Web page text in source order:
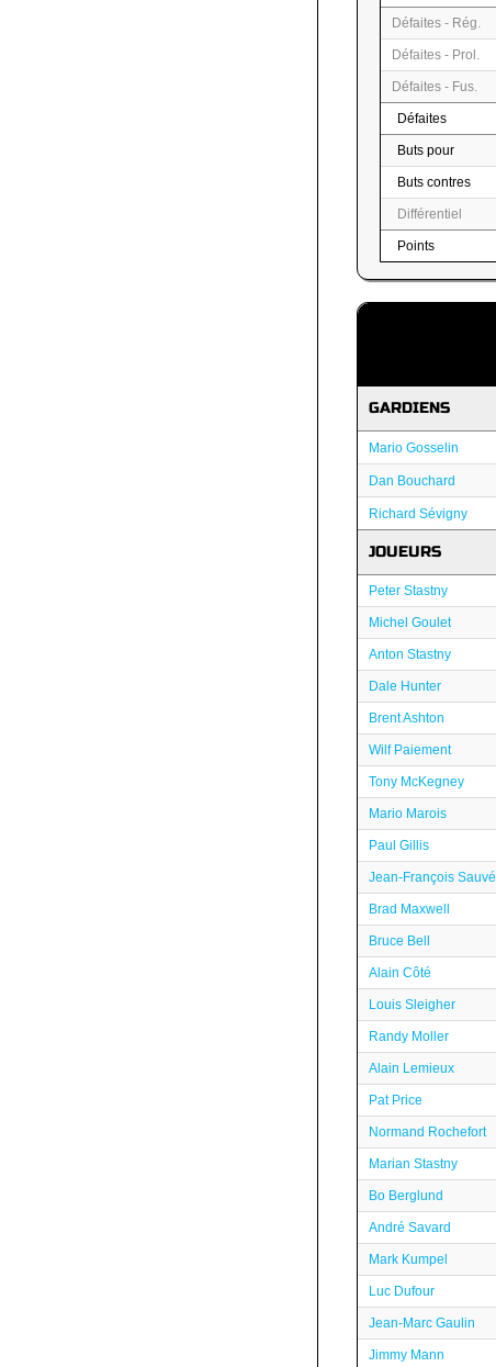
Défaites - Rég.
Défaites - Prol.
Défaites - Fus.
Défaites
Buts pour
Buts contres
Différentiel
Points
GARDIENS
Mario Gosselin
Dan Bouchard
Richard Sévigny
JOUEURS
Peter Stastny
Michel Goulet
Anton Stastny
Dale Hunter
Brent Ashton
Wilf Paiement
Tony McKegney
Mario Marois
Paul Gillis
Jean-François Sauvé
Brad Maxwell
Bruce Bell
Alain Côté
Louis Sleigher
Randy Moller
Alain Lemieux
Pat Price
Normand Rochefort
Marian Stastny
Bo Berglund
André Savard
Mark Kumpel
Luc Dufour
Jean-Marc Gaulin
Jimmy Mann